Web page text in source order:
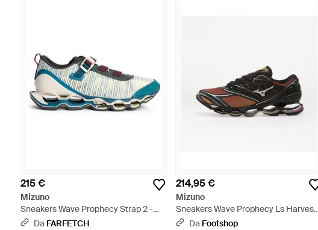
215 €
Mizuno
Sneakers Wave Prophecy Strap 2 -
Blu Da FARFETCH
214,95 €
Mizuno
Sneakers Wave Prophecy Ls Harvest
- Nero
Da Footshop